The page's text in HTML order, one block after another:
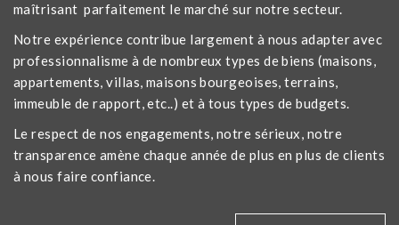
maîtrisant parfaitement le marché sur notre secteur.
Notre expérience contribue largement à nous adapter avec
professionnalisme à de nombreux types de biens (maisons,
appartements, villas, maisons bourgeoises, terrains,
immeuble de rapport, etc..) et à tous types de budgets.
Le respect de nos engagements, notre sérieux, notre
transparence amène chaque année de plus en plus de clients
à nous faire confiance.